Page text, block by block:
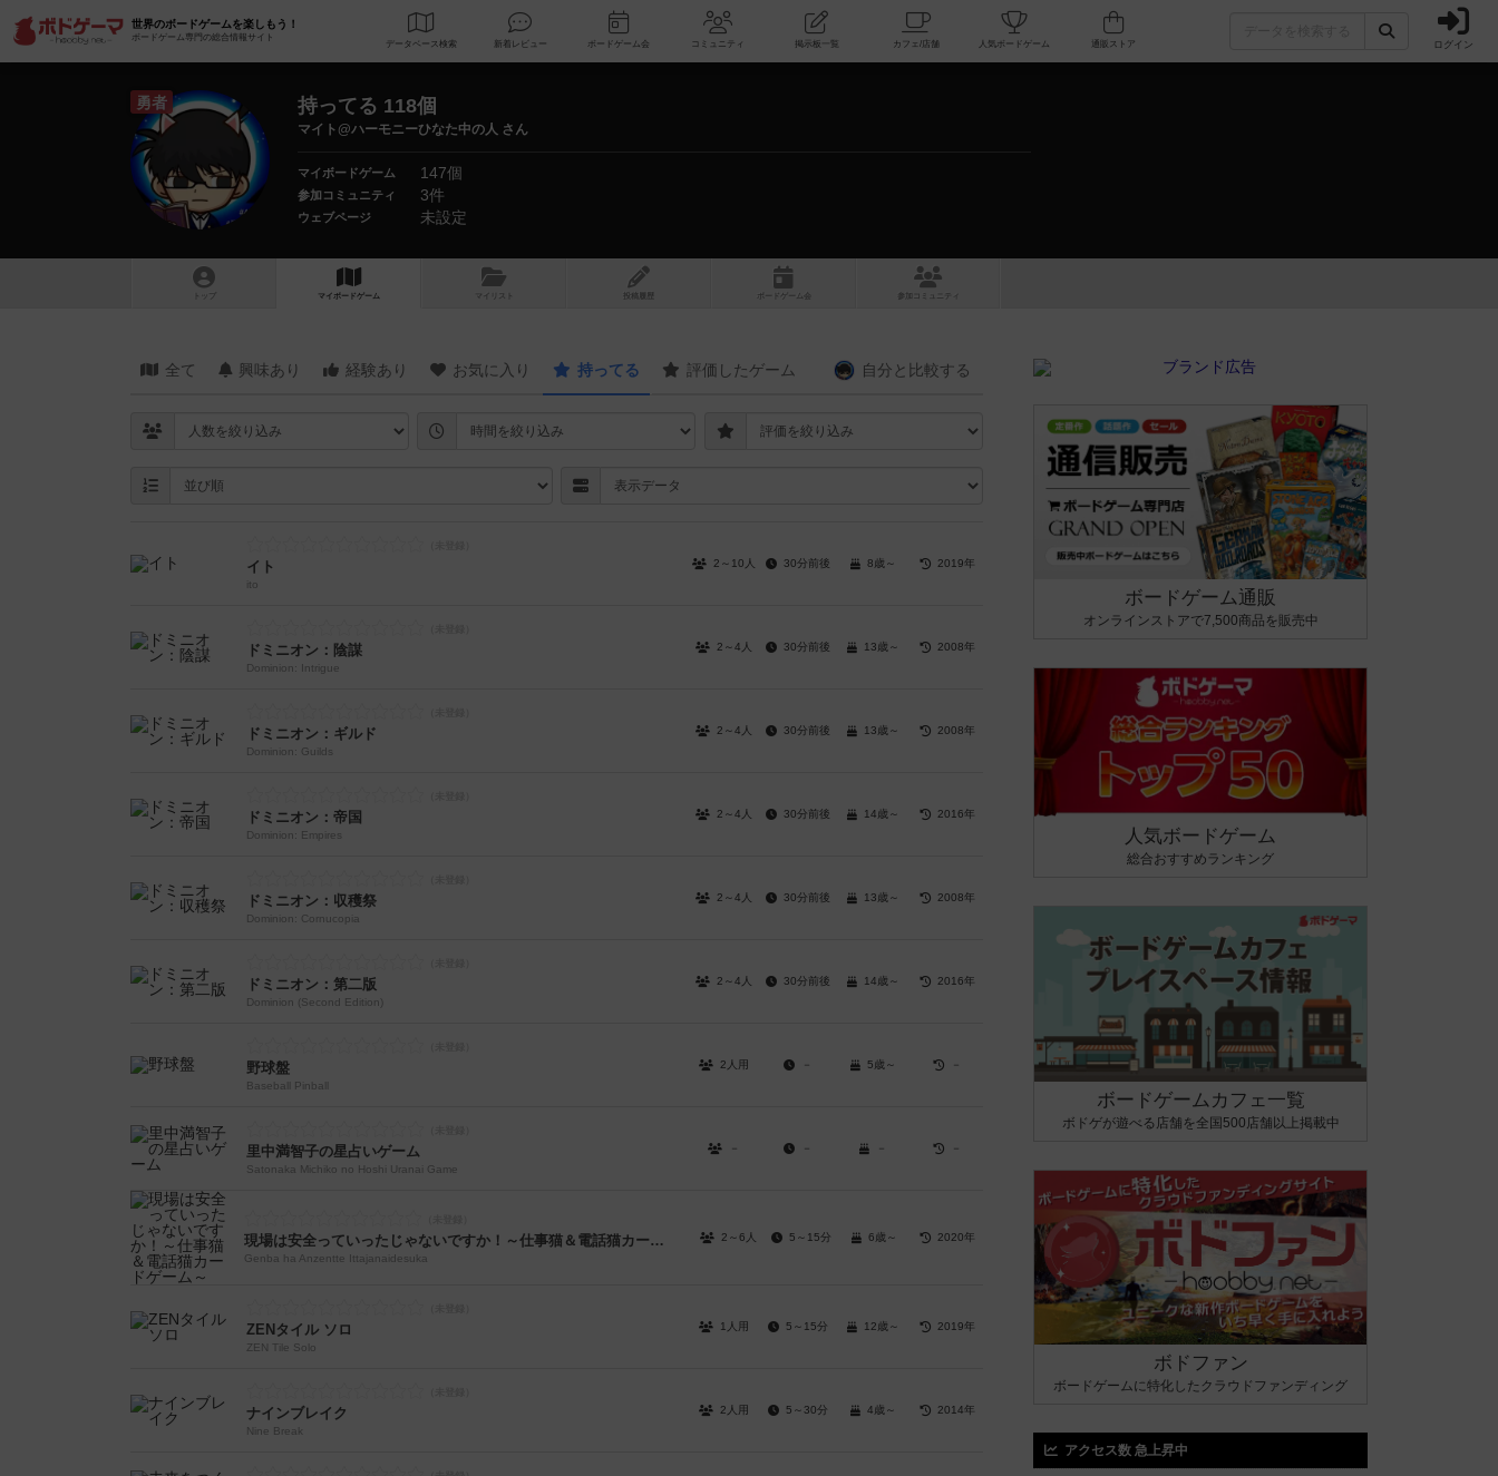
世界のボードゲームを楽しもう！
ボードゲーム専門の総合情報サイト
データベース 検索 新着レビュー ボードゲーム会 コミュニティ 掲示板一覧 カフェ/店舗 人気ボードゲーム ログイン
勇者 持ってる 118個
マイト@ハーモニーひなた中の人 さん
マイボードゲーム 147個
参加コミュニティ 3件
ウェブページ 未設定
トップ マイボードゲーム マイリスト 投稿履歴 ボ ドゲ ーム コミュニティ
全て 興味あり 経験あり お気に入り 持ってる 評価したゲーム 自分と 比較する
イト
ito
2～10人 30分前後 8歳～ 2019年
ドミニオン：陰謀
Dominion: Intrigue
2～4人 30分前後 13歳～ 2008年
ドミニオン：ギルド
Dominion: Guilds
2～4人 30分前後 13歳～ 2008年
ドミニオン：帝国
Dominion: Empires
2～4人 30分前後 14歳～ 2016年
ドミニオン：収穫祭
Dominion: Cornucopia
2～4人 30分前後 13歳～ 2008年
ドミニオン：第二版
Dominion (Second Edition)
2～4人 30分前後 14歳～ 2016年
野球盤
Baseball Pinball
2人用 － 5歳～ －
里中満智子の星占いゲーム
Satonaka Michiko no Hoshi Uranai Game
－ － － －
現場は安全っていったじゃないですか！～仕事猫＆電話猫カードゲーム～
Genba ha Anzentte Ittajanaidesuka
2～6人 5～15分 6歳～ 2020年
ZENタイル ソロ
ZEN Tile Solo
1人用 5～15分 12歳～ 2019年
ナインブレイク
Nine Break
2人用 5～30分 4歳～ 2014年
ボードゲーム通販
オンラインストアで7,500商品を販売中
人気ボードゲーム
総合おすすめランキング
ボードゲームカフェ一覧
ボドゲが遊べる店舗を全国500店舗以上掲載中
ボドファン
ボードゲームに特化したクラウドファンディング
アクセス数 急上昇中